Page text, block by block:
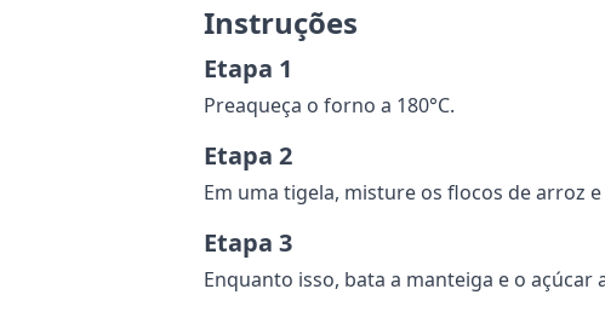
Instruções
Etapa 1
Preaqueça o forno a 180°C.
Etapa 2
Em uma tigela, misture os flocos de arroz
Etapa 3
Enquanto isso, bata a manteiga e o